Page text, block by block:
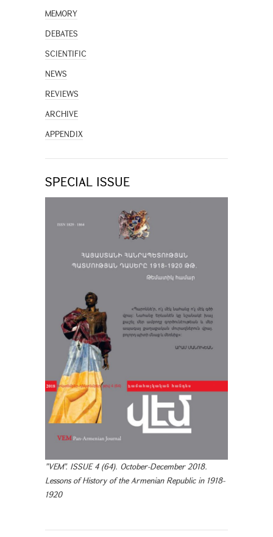
MEMORY
DEBATES
SCIENTIFIC
NEWS
REVIEWS
ARCHIVE
APPENDIX
SPECIAL ISSUE
"VEM". ISSUE 4 (64). October-December 2018.
Lessons of History of the Armenian Republic in 1918-
1920